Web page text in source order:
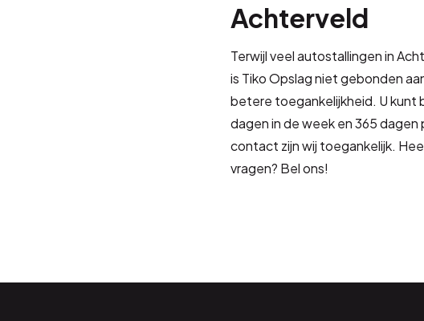
Achterveld
Terwijl veel autostallingen in
is Tiko Opslag niet gebonden
betere toegankelijkheid. U kunt
dagen in de week en 365 dagen
contact zijn wij toegankelijk.
vragen? Bel ons!